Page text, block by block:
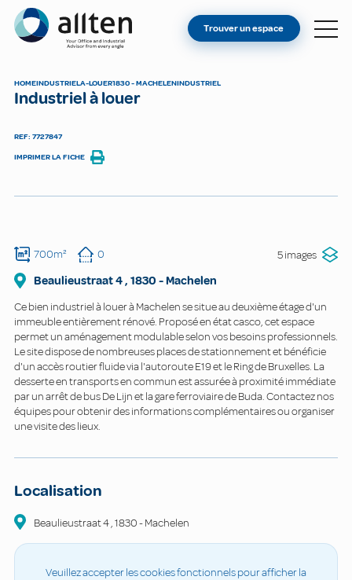
Allten
TROUVER UN ESPACE
Trouver un espace
HOMEINDUSTRIELA-LOUER1830 - MACHELENINDUSTRIEL
Industriel à louer
REF: 7727847
IMPRIMER LA FICHE
700m² 0 5 images
Beaulieustraat4, 1830 -Machelen
Ce bien industriel à louer à Machelen se situe au deuxième étage d'un
immeuble entièrement rénové. Proposé en état casco, cet espace
permet un aménagement modulable selon vos besoins professionnels.
Le site dispose de nombreuses places de stationnement et bénéficie
d'un accès routier fluide via l'autoroute E19 et le Ring de Bruxelles. La
desserte en transports en commun est assurée à proximité immédiate
par un arrêt de bus De Lijn et la gare ferroviaire de Buda. Contactez nos
équipes pour obtenir des informations complémentaires ou organiser
une visite des lieux.
Localisation
Beaulieustraat4,1830-Machelen
Veuillez accepter les cookies fonctionnels pour afficher la